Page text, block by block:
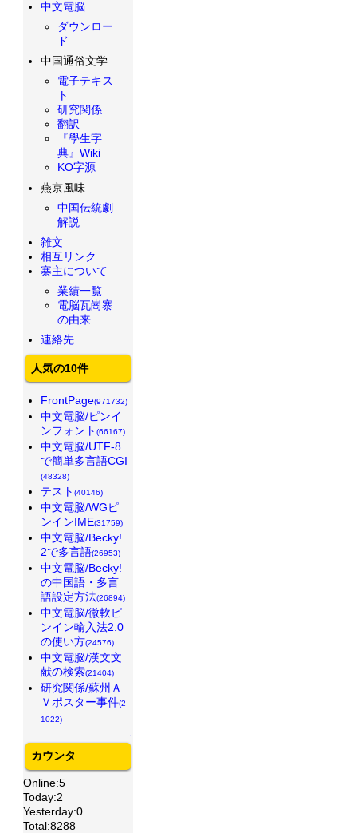
中文電脳
ダウンロー
ド
中国通俗文学
電子テキス
ト
研究関係
翻訳
『學生字
典』Wiki
KO字源
燕京風味
中国伝統劇
解説
雑文
相互リンク
寨主について
業績一覧
電脳瓦崗寨
の由来
連絡先
人気の10件
FrontPage(971732)
中文電脳/ピンイ
ンフォント (66167)
中文電脳/UTF-8
で簡単多言語CGI
(48328)
テスト (40146)
中文電脳/WGピ
ンインIME(31759)
中文電脳/Becky!
2で多言語(26953)
中文電脳/Becky!
の中国語・多言
語設定方法(26894)
中文電脳/微軟ピ
ンイン輸入法2.0
の使い方(24576)
中文電脳/漢文文
献の検索(21404)
研究関係/蘇州Ａ
Ｖポスター事件(2
1022)
↑
カウンタ
Online:5
Today:2
Yesterday:0
Total:8288